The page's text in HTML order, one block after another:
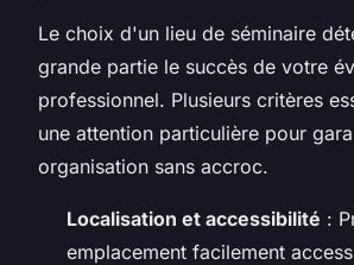
Le choix d'un lieu de séminaire
grande partie le succès de votre
professionnel. Plusieurs critères
une attention particulière pour
organisation sans accroc.
Localisation et accessibilité :
emplacement facilement